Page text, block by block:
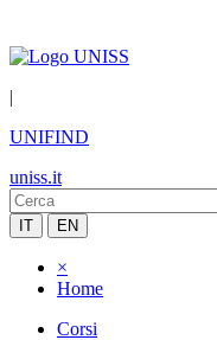
|
UNIFIND
uniss.it
IT EN
×
Home
Corsi